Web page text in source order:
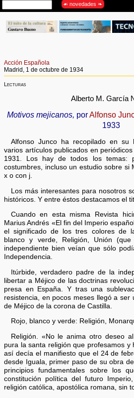
Acción Española
Madrid, 1 de octubre de 1934
Lecturas
Alberto M. García
Motivos mejicanos, porAlfonso
1933
Alfonso Junco ha recopilado en su
varios artículos publicados en
1931. Los hay de todos los temas:
costumbres, incluso un estudio sobre si
x o con j.
Los más interesantes para nosotros
históricos. Y entre éstos destacamos el
Cuando en esta misma Revista
Marius Andrés «El fin del Imperio
el significado de los tres colores de
blanco y verde, Religión, Unión
independiente bien veían que sólo
Independencia.
Itúrbide, verdadero padre de la
libertar a Méjico de las doctrinas
presa en España. Y tras una
resistencia, en pocos meses llegó a ser
de Méjico de la corona de Castilla.
Rojo, blanco y verde: Religión,
Religión. «No le anima otro deseo
pura la santa religión que profesamos y
así decía el manifiesto que el 24 de
desde Iguala, primer paso de su obra
principios fundamentales sobre los
constitución política del futuro
religión católica, apostólica romana, sin